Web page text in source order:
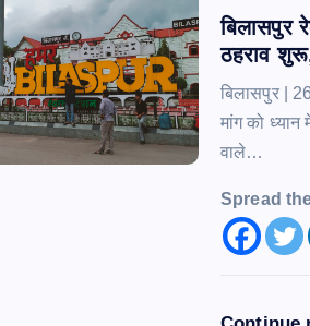
बिलासपुर
ठहराव शुरू,
बिलासपुर |
मांग को
वाले…
Spread